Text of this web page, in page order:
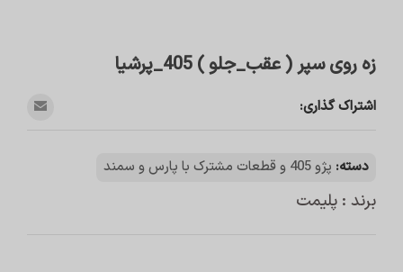
زه روی سپر ( عقب_جلو ) 405_پرشیا
اشتراک گذاری:
دسته: پژو 405 و قطعات مشترک با پارس و سمند
برند : پلیمت